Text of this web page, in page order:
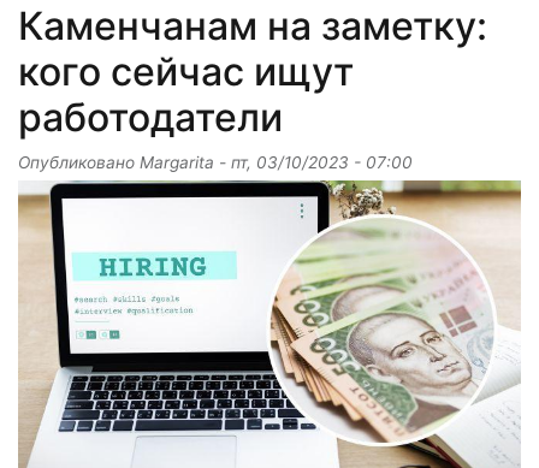
Каменчанам на заметку:
кого сейчас ищут
работодатели
Опубликовано Margarita - пт, 03/10/2023 - 07:00